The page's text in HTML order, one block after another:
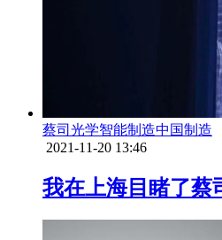
蔡司 光学智能制造中国制造
2021-11-20 13:46
我在上海目睹了蔡